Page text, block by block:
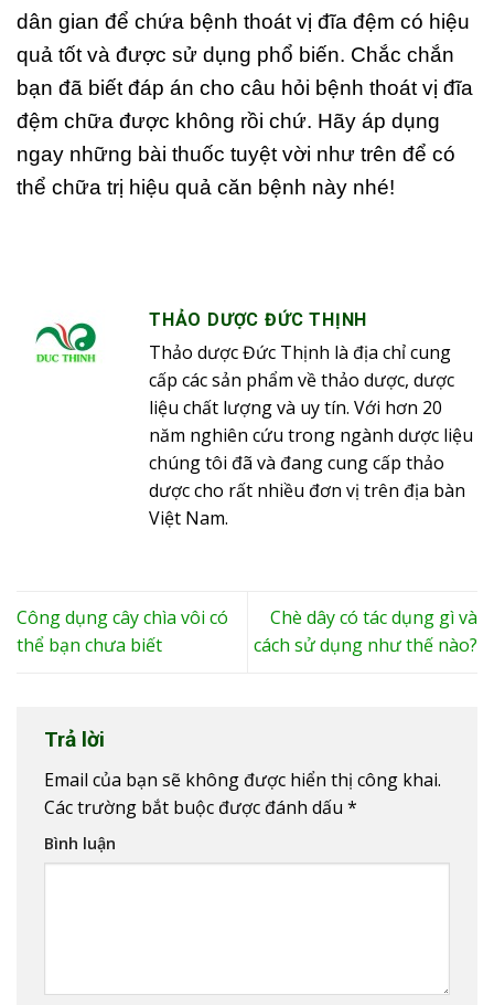
dân gian để chứa bệnh thoát vị đĩa đệm có hiệu
quả tốt và được sử dụng phổ biến. Chắc chắn
bạn đã biết đáp án cho câu hỏi bệnh thoát vị đĩa
đệm chữa được không rồi chứ. Hãy áp dụng
ngay những bài thuốc tuyệt vời như trên để có
thể chữa trị hiệu quả căn bệnh này nhé!
THẢO DƯỢC ĐỨC THỊNH
Thảo dược Đức Thịnh là địa chỉ cung
cấp các sản phẩm về thảo dược, dược
liệu chất lượng và uy tín. Với hơn 20
năm nghiên cứu trong ngành dược liệu
chúng tôi đã và đang cung cấp thảo
dược cho rất nhiều đơn vị trên địa bàn
Việt Nam.
Công dụng cây chìa vôi có
thể bạn chưa biết
Chè dây có tác dụng gì và
cách sử dụng như thế nào?
Trả lời
Email của bạn sẽ không được hiển thị công khai.
Các trường bắt buộc được đánh dấu *
Bình luận